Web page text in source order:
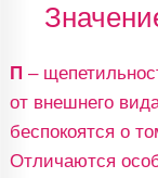
П –
от внешнего
беспокоятся о
Отличаются